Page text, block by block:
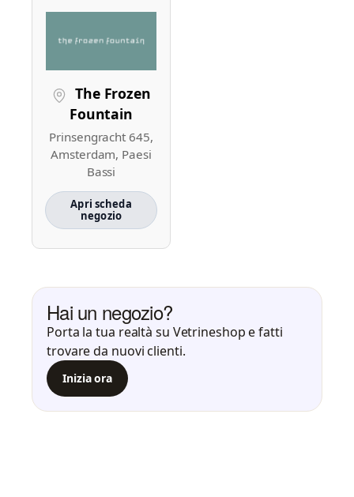
The Frozen
Fountain
Prinsengracht 645,
Amsterdam, Paesi
Bassi
Apri scheda
negozio
Hai un negozio?
Porta la tua realtà su Vetrineshop e fatti
trovare da nuovi clienti.
Inizia ora